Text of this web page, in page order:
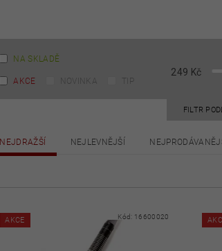
NA SKLADĚ
AKCE NOVINKA TIP
249 Kč
FILTR
NEJDRAŽŠÍ NEJLEVNĚJŠÍ
AKCE Kód: 16600020